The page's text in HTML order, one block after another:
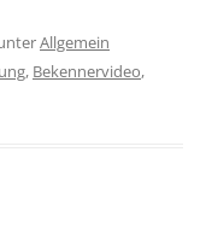
Allgemein
, Bekennervideo,